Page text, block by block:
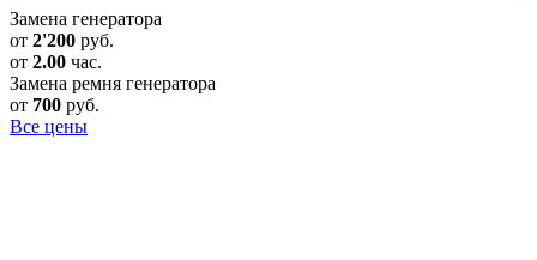
Замена генератора
от 2'200 руб.
от 2.00 час.
Замена ремня генератора
от 700 руб.
Все цены